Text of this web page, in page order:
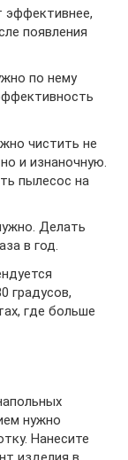
появления
по нему
чистить не
и изнаночную.
пылесос на
Делать
в год.
градусов,
где больше
нужно
Нанесите